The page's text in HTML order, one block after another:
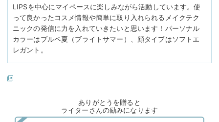
LIPSを中心にマイペースに楽しみながら活動しています。使
って良かったコスメ情報や簡単に取り入れられるメイクテク
ニックの発信に力を入れていきたいと思います！パーソナル
カラーはブルベ夏（ブライトサマー）、顔タイプはソフトエ
レガント。
ありがとうを贈ると
ライターさんの励みになります